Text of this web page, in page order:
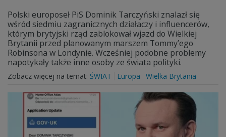
Polski europoseł PiS Dominik Tarczyński znalazł się
wśród siedmiu zagranicznych działaczy i influencerów,
którym brytyjski rząd zablokował wjazd do Wielkiej
Brytanii przed planowanym marszem Tommy’ego
Robinsona w Londynie. Wcześniej podobne problemy
napotykały także inne osoby ze świata polityki.
Zobacz więcej na temat: ŚWIAT Europa Wielka Brytania